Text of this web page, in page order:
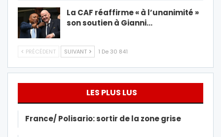
La CAF réaffirme « à l’unanimité »
son soutien à Gianni…
PRÉCÉDENT SUIVANT 1 De 30 841
LES PLUS LUS
France/ Polisario: sortir de la zone grise